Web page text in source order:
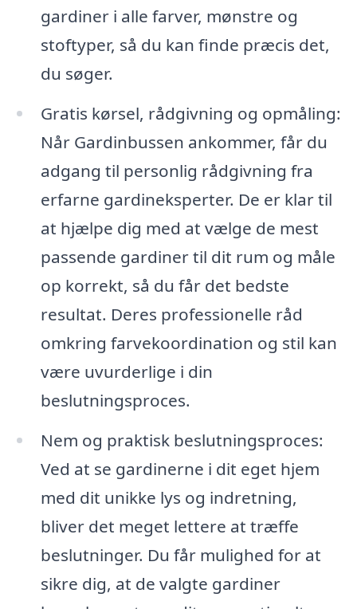
gardiner i alle farver, mønstre og
stoftyper, så du kan finde præcis det,
du søger.
Gratis kørsel, rådgivning og opmåling:
Når Gardinbussen ankommer, får du
adgang til personlig rådgivning fra
erfarne gardineksperter. De er klar til
at hjælpe dig med at vælge de mest
passende gardiner til dit rum og måle
op korrekt, så du får det bedste
resultat. Deres professionelle råd
omkring farvekoordination og stil kan
være uvurderlige i din
beslutningsproces.
Nem og praktisk beslutningsproces:
Ved at se gardinerne i dit eget hjem
med dit unikke lys og indretning,
bliver det meget lettere at træffe
beslutninger. Du får mulighed for at
sikre dig, at de valgte gardiner